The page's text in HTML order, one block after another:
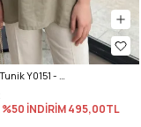
Şal Detaylı Tunik Y0151 - AÇIK HAKİ
İNDİRİM495,00TL